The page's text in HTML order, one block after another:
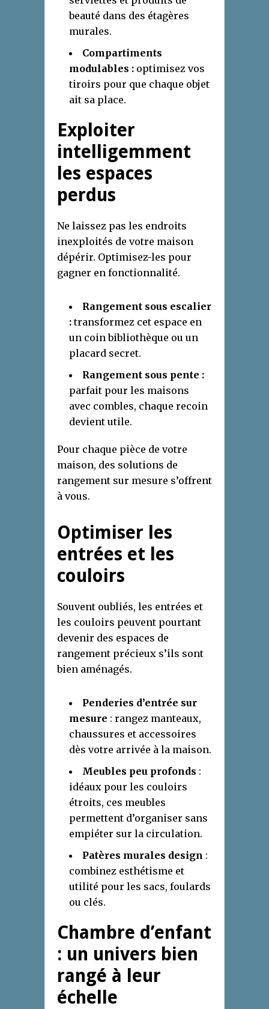
beauté dans des étagères
murales.
Compartiments
modulables : optimisez vos
tiroirs pour que chaque objet
ait sa place.
Exploiter
intelligemment
les espaces
perdus
Ne laissez pas les endroits
inexploités de votre maison
dépérir. Optimisez-les pour
gagner en fonctionnalité.
Rangement sous escalier
:transformez cet espace en
un coin bibliothèque ou un
placard secret.
Rangement sous pente :
parfait pour les maisons
avec combles, chaque recoin
devient utile.
Pour chaque pièce de votre
maison, des solutions de
rangement sur mesure s’offrent
à vous.
Optimiser les
entrées et les
couloirs
Souvent oubliés, les entrées et
les couloirs peuvent pourtant
devenir des espaces de
rangement précieux s’ils sont
bien aménagés.
Penderies d’entrée sur
mesure : rangez manteaux,
chaussures et accessoires
dès votre arrivée à la maison.
Meubles peu profonds :
idéaux pour les couloirs
étroits, ces meubles
permettent d’organiser sans
empiéter sur la circulation.
Patères murales design :
combinez esthétisme et
utilité pour les sacs, foulards
ou clés.
Chambre d’enfant
: un univers bien
rangé à leur
échelle